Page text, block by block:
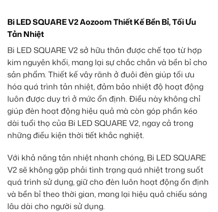
Bi LED SQUARE V2 Aozoom Thiết Kế Bền Bỉ, Tối Ưu
Tản Nhiệt
Bi LED SQUARE V2 sở hữu thân được chế tạo từ hợp
kim nguyên khối, mang lại sự chắc chắn và bền bỉ cho
sản phẩm. Thiết kế vây rãnh ở đuôi đèn giúp tối ưu
hóa quá trình tản nhiệt, đảm bảo nhiệt độ hoạt động
luôn được duy trì ở mức ổn định. Điều này không chỉ
giúp đèn hoạt động hiệu quả mà còn góp phần kéo
dài tuổi thọ của Bi LED SQUARE V2, ngay cả trong
những điều kiện thời tiết khắc nghiệt.
Với khả năng tản nhiệt nhanh chóng, Bi LED SQUARE
V2 sẽ không gặp phải tình trạng quá nhiệt trong suốt
quá trình sử dụng, giữ cho đèn luôn hoạt động ổn định
và bền bỉ theo thời gian, mang lại hiệu quả chiếu sáng
lâu dài cho người sử dụng.